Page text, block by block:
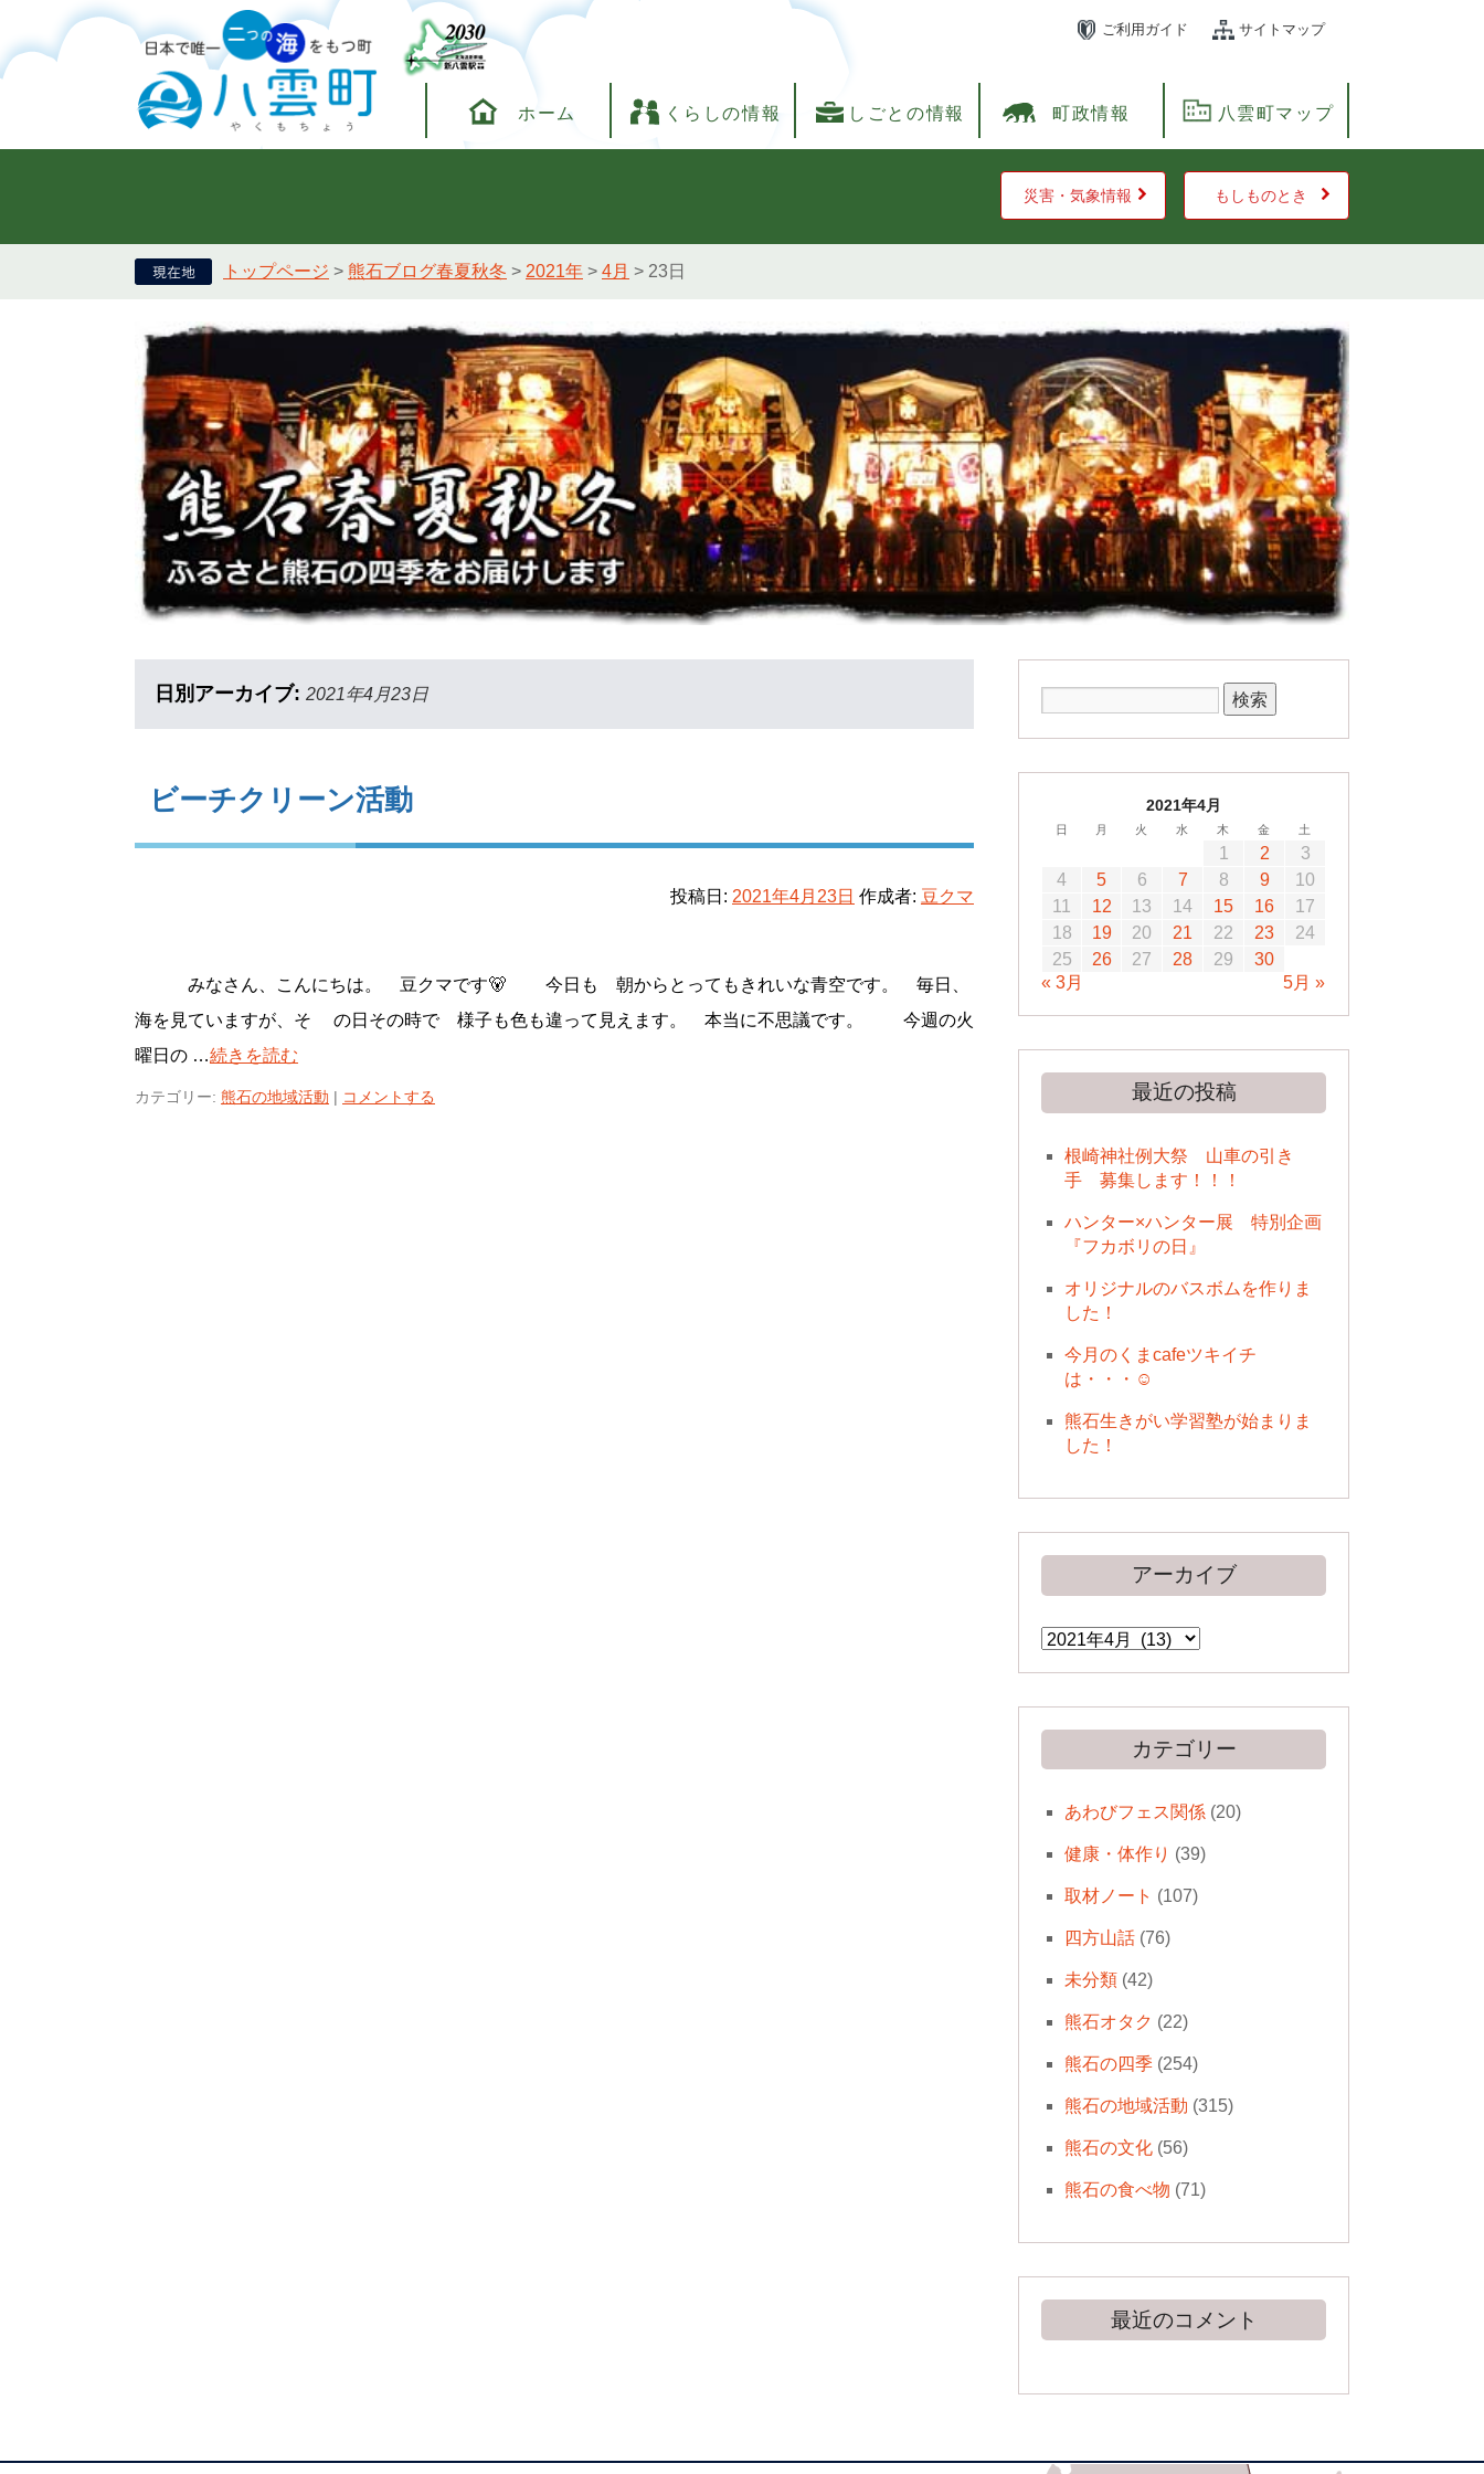
ご利用ガイド サイトマップ
ホーム くらしの情報 しごとの情報 町政情報 八雲町マップ
災害・気象情報 もしものとき
トップページ > 熊石ブログ春夏秋冬 > 2021年 > 4月 > 23日
日別アーカイブ: 2021年4月23日
ビーチクリーン活動
投稿日: 2021年4月23日 作成者: 豆クマ
みなさん、こんにちは。 豆クマです🐻 今日も 朝からとってもきれいな青空です。 毎日、
海を見ていますが、そ の日その時で 様子も色も違って見えます。 本当に不思議です。 今週の火
曜日の …続きを読む
カテゴリー: 熊石の地域活動 | コメントする
2021年4月
日 月 火 水 木 金 土
1 2
3
4
5 6 7 8 9
10
11
12 13 14 15 16
17
18
19 20 21 22 23
24
25
26 27 28 29
30
« 3月
5月 »
最近の投稿
根崎神社例大祭 山車の引き
手 募集します！！！
ハンター×ハンター展 特別企画
『フカボリの日』
オリジナルのバスボムを作りま
した！
今月のくまcafeツキイチ
は・・・☺
熊石生きがい学習塾が始まりま
した！
アーカイブ
ア
ー
カ
カテゴリー
あわびフェス関係(20)
健康・体作り (39)
取材ノート (107)
四方山話(76)
未分類(42)
熊石オタク (22)
熊石の四季(254)
熊石の地域活動 (315)
熊石の文化(56)
熊石の食べ物 (71)
最近のコメント